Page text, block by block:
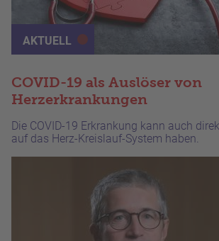
AKTUELL
COVID-19 als Auslöser von
Herzerkrankungen
Die COVID-19 Erkrankung kann auch
auf das Herz-Kreislauf-System haben.